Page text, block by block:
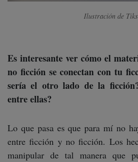
Ilustración de
Es interesante ver cómo el
no ficción se conectan con tu
sería el otro lado de la
entre ellas?
Lo que pasa es que para mí no
entre ficción y no ficción. Los
manipular de tal manera que